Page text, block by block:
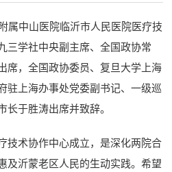
属中山医院临沂市人民医院医疗技
三学社中央副主席、全国政协常
席，全国政协委员、复旦大学上海
驻上海办事处党委副书记、一级巡
长于胜涛出席并致辞。
技术协作中心成立，是深化两院合
及沂蒙老区人民的生动实践。希望